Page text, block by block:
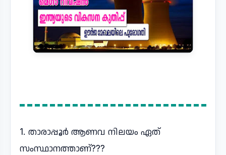
1. താരാപ്പൂർ ആണവ നിലയം ഏത്
സംസ്ഥാനത്താണ്???